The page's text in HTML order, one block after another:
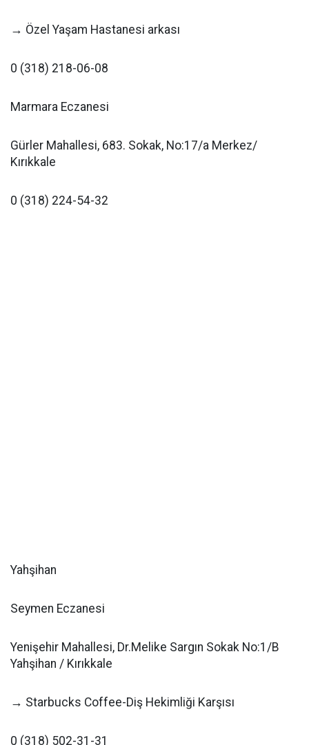
→ Özel Yaşam Hastanesi arkası
0 (318) 218-06-08
Marmara Eczanesi
Gürler Mahallesi, 683. Sokak, No:17/a Merkez/
Kırıkkale
0 (318) 224-54-32
Yahşihan
Seymen Eczanesi
Yenişehir Mahallesi, Dr.Melike Sargın Sokak No:1/B
Yahşihan / Kırıkkale
→ Starbucks Coffee-Diş Hekimliği Karşısı
0 (318) 502-31-31